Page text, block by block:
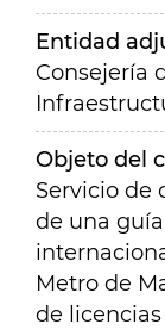
Entidad
Consejería
Objeto del
Servicio de
de una
Metro de
de licencias